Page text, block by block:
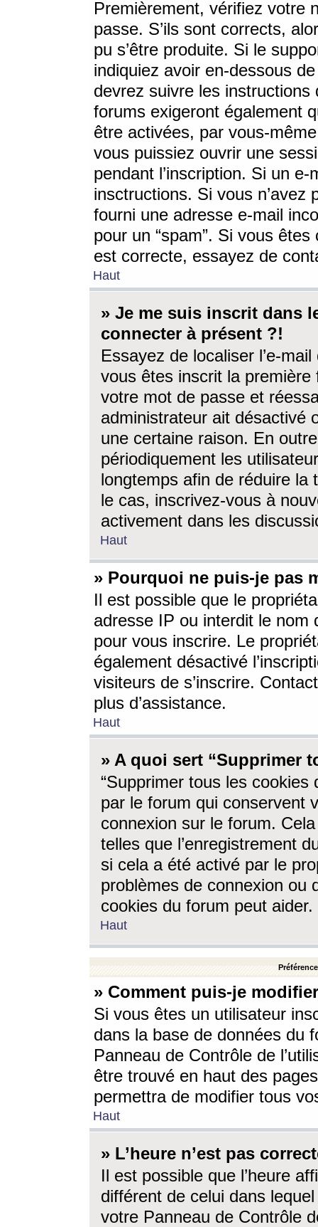
Premièrement, vérifiez votre
passe. S’ils sont corrects,
pu s’être produite. Si le
indiquiez avoir en-dessous
devrez suivre les
forums exigeront également
être activées, par vous-
vous puissiez ouvrir une
pendant l’inscription. Si un
insctructions. Si vous n’avez
fourni une adresse e-mail
pour un “spam”. Si vous
est correcte, essayez de
Haut
» Je me suis inscrit dans
connecter à présent ?!
Essayez de localiser l’e-
vous êtes inscrit la première
votre mot de passe et
administrateur ait désactivé
une certaine raison. En
périodiquement les
longtemps afin de réduire la
le cas, inscrivez-vous à
activement dans les
Haut
» Pourquoi ne puis-je pas
Il est possible que le
adresse IP ou interdit le nom
pour vous inscrire. Le
également désactivé
visiteurs de s’inscrire.
plus d’assistance.
Haut
» A quoi sert “Supprimer
“Supprimer tous les cookies
par le forum qui conservent
connexion sur le forum.
telles que l’enregistrement
si cela a été activé par le
problèmes de connexion ou
cookies du forum peut aider.
Haut
» Comment puis-je
Si vous êtes un utilisateur
dans la base de données du
Panneau de Contrôle de
être trouvé en haut des
permettra de modifier tous
Haut
» L’heure n’est pas
Il est possible que l’heure
différent de celui dans
votre Panneau de Contrôle